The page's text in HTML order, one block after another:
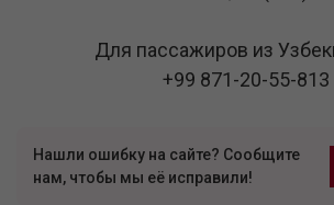
Для пассажиров из
+99 871-20-55-813
Нашли ошибку на сайте? Сообщите
нам, чтобы мы её исправили!